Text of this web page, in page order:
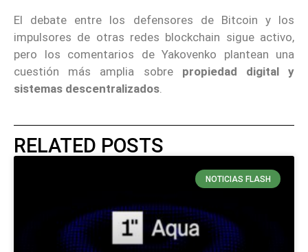
El debate entre los defensores de Bitcoin y los
impulsores de otras redes blockchain sigue activo,
pero los comentarios de Yakovenko plantean una
cuestión más amplia sobre propiedad digital y
sistemas descentralizados
RELATED POSTS
NOTICIAS FLASH